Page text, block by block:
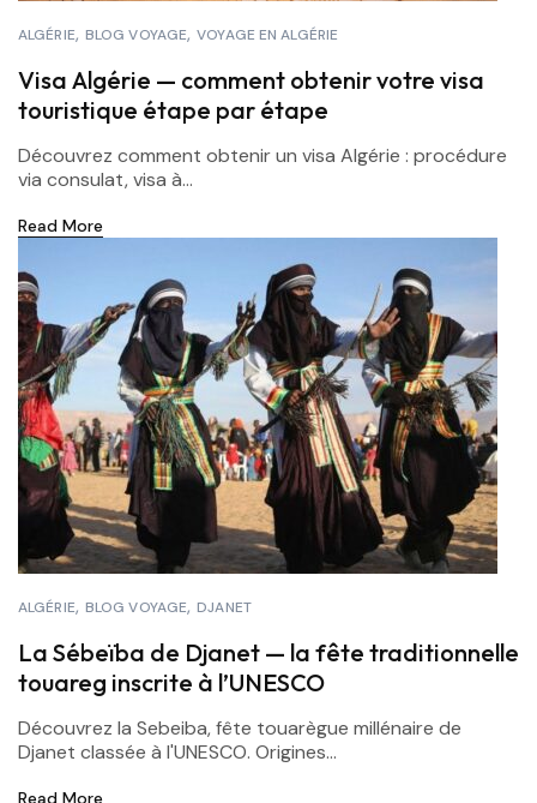
ALGÉRIE BLOG VOYAGE VOYAGE EN ALGÉRIE
Visa Algérie — comment obtenir votre visa
touristique étape par étape
Découvrez comment obtenir un visa Algérie : procédure
via consulat, visa à...
Read More
ALGÉRIE BLOG VOYAGE DJANET
La Sébeïba de Djanet — la fête traditionnelle
touareg inscrite à l’UNESCO
Découvrez la Sebeiba, fête touarègue millénaire de
Djanet classée à l'UNESCO. Origines...
Read More